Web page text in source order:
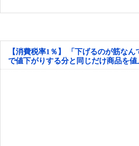
【消費税率1％】 「下げるのが筋な
で値下がりする分と同じだけ商品を
えない店も